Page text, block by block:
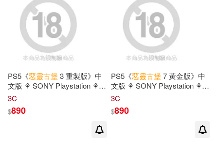
PS5《惡靈古堡 3 重製版》中
文版 ⚘ SONY Playstation ⚘
台灣公司貨
3C
$890
PS5《惡靈古堡 7 黃金版》中
文版 ⚘ SONY Playstation ⚘
台灣公司貨
3C
$890